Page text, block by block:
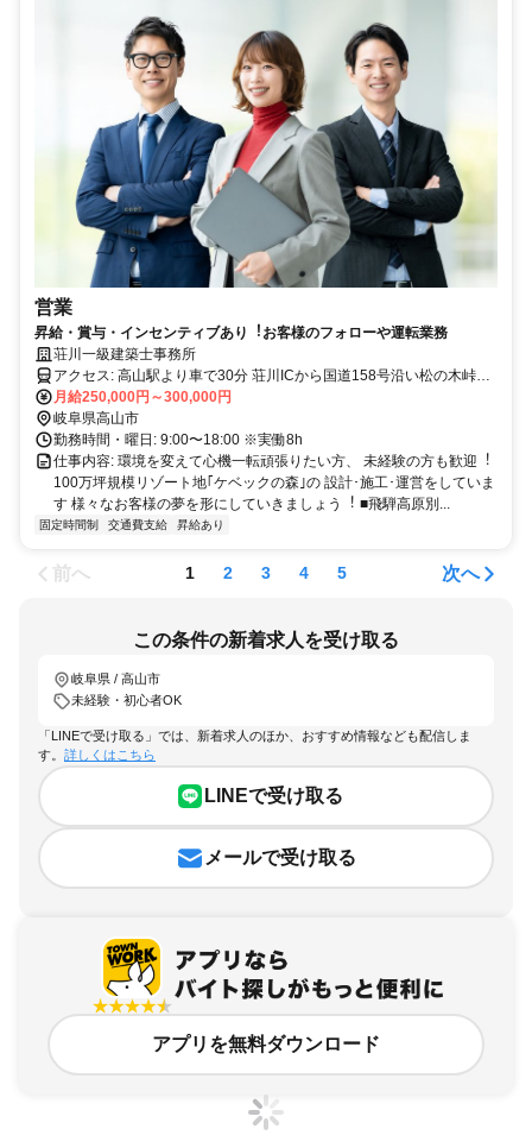
営業
昇給・賞与・インセンティブあり︕お客様のフォローや運転業務
荘川一級建築士事務所
アクセス: ⾼⼭駅より⾞で30分 荘川ICから国道158号沿い松の⽊峠近
く 東海北陸⾃動⾞道松の⽊パーキング近く ※⾞通勤が便利です
月給250,000円～300,000円
岐阜県高山市
勤務時間・曜日: 9:00〜18:00 ※実働8h
仕事内容: 環境を変えて⼼機⼀転頑張りたい⽅、 未経験の⽅も歓迎︕
100万坪規模リゾート地｢ケベックの森｣の 設計･施⼯･運営をしていま
す 様々なお客様の夢を形にしていきましょう︕ ■⾶騨⾼原別...
固定時間制 交通費支給 昇給あり
前へ 1 2 3 4 5 次へ
この条件の新着求人を受け取る
岐阜県 / 高山市
未経験・初心者OK
「LINEで受け取る」では、新着求人のほか、おすすめ情報なども配信しま
す。 詳しくはこちら
LINEで受け取る
メールで受け取る
アプリを無料ダウンロード